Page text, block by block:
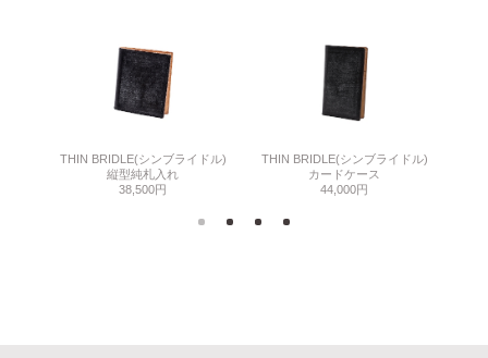
THIN BRIDLE(シンブライドル)
縦型純札入れ
38,500円
THIN BRIDLE(シンブライドル)
カードケース
44,000円